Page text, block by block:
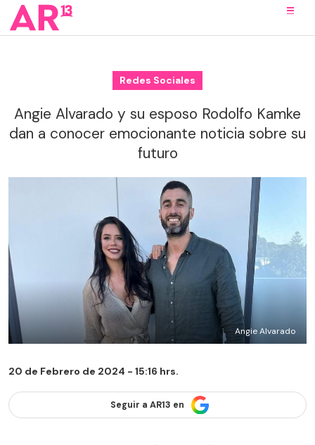
Redes Sociales
Angie Alvarado y su esposo Rodolfo Kamke
dan a conocer emocionante noticia sobre su
futuro
Angie Alvarado
20 de Febrero de 2024 - 15:16 hrs.
Seguir a AR13 en